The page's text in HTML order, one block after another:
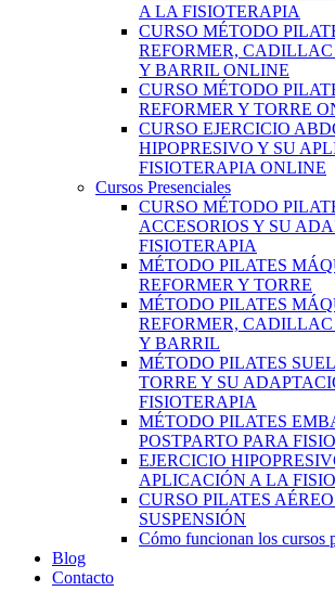
A LA FISIOTERAPIA
CURSO MÉTODO
REFORMER,
Y BARRIL ONLINE
CURSO MÉTODO
REFORMER Y TORRE
CURSO EJERCICIO
HIPOPRESIVO Y SU
FISIOTERAPIA ONLINE
Cursos Presenciales
CURSO MÉTODO
ACCESORIOS Y SU
FISIOTERAPIA
MÉTODO PILATES
REFORMER Y TORRE
MÉTODO PILATES
REFORMER,
Y BARRIL
MÉTODO PILATES
TORRE Y SU
FISIOTERAPIA
MÉTODO PILATES
POSTPARTO PARA
EJERCICIO
APLICACIÓN A LA
CURSO PILATES
SUSPENSIÓN
Cómo funcionan los cursos
Blog
Contacto